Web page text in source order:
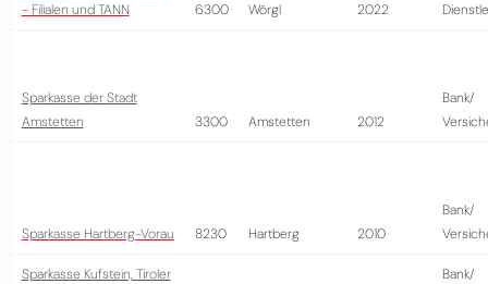
- Filialen und TANN
6300 Wörgl 2022
Sparkasse der Stadt
Amstetten
3300 Amstetten 2012
Bank/
Sparkasse Hartberg-Vorau 8230 Hartberg 2010
Bank/
Sparkasse Kufstein, Tiroler
Bank/